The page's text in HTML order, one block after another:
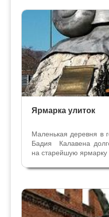
суммы по завещанию.
Вино и
Праздники и
Ярмарка улиток
Маленькая деревня в
Бадия Калавена
на старейшую
протагонистом
диалекте её...
Скрытая